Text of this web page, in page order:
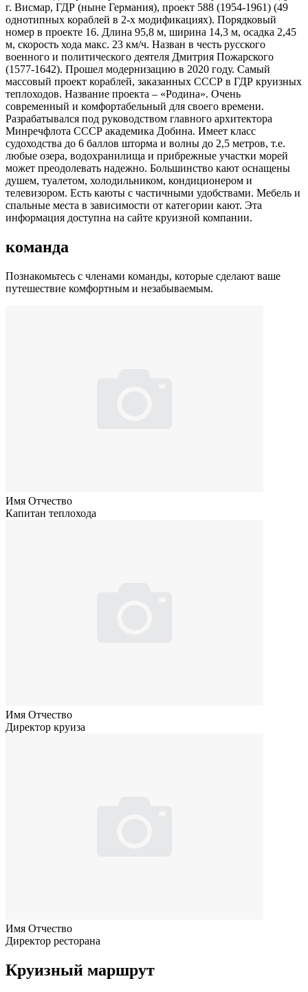
г. Висмар, ГДР (ныне Германия), проект 588 (1954-1961) (49
однотипных кораблей в 2-х модификациях). Порядковый
номер в проекте 16. Длина 95,8 м, ширина 14,3 м, осадка 2,45
м, скорость хода макс. 23 км/ч. Назван в честь русского
военного и политического деятеля Дмитрия Пожарского
(1577-1642). Прошел модернизацию в 2020 году. Самый
массовый проект кораблей, заказанных СССР в ГДР круизных
теплоходов. Название проекта – «Родина». Очень
современный и комфортабельный для своего времени.
Разрабатывался под руководством главного архитектора
Минречфлота СССР академика Добина. Имеет класс
судоходства до 6 баллов шторма и волны до 2,5 метров, т.е.
любые озера, водохранилища и прибрежные участки морей
может преодолевать надежно. Большинство кают оснащены
душем, туалетом, холодильником, кондиционером и
телевизором. Есть каюты с частичными удобствами. Мебель и
спальные места в зависимости от категории кают. Эта
информация доступна на сайте круизной компании.
команда
Познакомьтесь с членами команды, которые сделают ваше
путешествие комфортным и незабываемым.
Имя Отчество
Капитан теплохода
Имя Отчество
Директор круиза
Имя Отчество
Директор ресторана
Круизный маршрут